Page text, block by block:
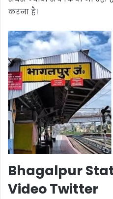
करना है।
Bhagalpur
Video Twitter